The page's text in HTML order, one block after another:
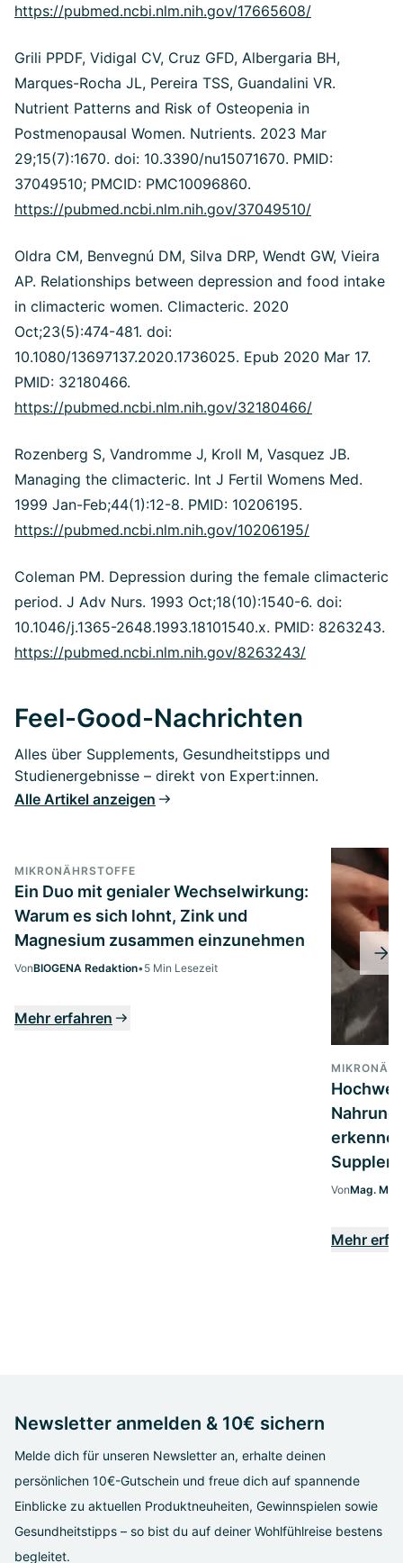
https://pubmed.ncbi.nlm.nih.gov/17665608/
Grili PPDF, Vidigal CV, Cruz GFD, Albergaria BH,
Marques-Rocha JL, Pereira TSS, Guandalini VR.
Nutrient Patterns and Risk of Osteopenia in
Postmenopausal Women. Nutrients. 2023 Mar
29;15(7):1670. doi: 10.3390/nu15071670. PMID:
37049510; PMCID: PMC10096860.
https://pubmed.ncbi.nlm.nih.gov/37049510/
Oldra CM, Benvegnú DM, Silva DRP, Wendt GW, Vieira
AP. Relationships between depression and food intake
in climacteric women. Climacteric. 2020
Oct;23(5):474-481. doi:
10.1080/13697137.2020.1736025. Epub 2020 Mar 17.
PMID: 32180466.
https://pubmed.ncbi.nlm.nih.gov/32180466/
Rozenberg S, Vandromme J, Kroll M, Vasquez JB.
Managing the climacteric. Int J Fertil Womens Med.
1999 Jan-Feb;44(1):12-8. PMID: 10206195.
https://pubmed.ncbi.nlm.nih.gov/10206195/
Coleman PM. Depression during the female climacteric
period. J Adv Nurs. 1993 Oct;18(10):1540-6. doi:
10.1046/j.1365-2648.1993.18101540.x. PMID: 8263243.
https://pubmed.ncbi.nlm.nih.gov/8263243/
Feel-Good-Nachrichten
Alles über Supplements, Gesundheitstipps und
Studienergebnisse – direkt von Expert:innen.
Alle Artikel anzeigen
MIKRONÄHRSTOFFE
Ein Duo mit genialer Wechselwirkung:
Warum es sich lohnt, Zink und
Magnesium zusammen einzunehmen
VonBIOGENA Redaktion•5 Min Lesezeit
Mehr erfahren
VonMag.
Mehr
Newsletter anmelden & 10€ sichern
Melde dich für unseren Newsletter an, erhalte deinen
persönlichen 10€-Gutschein und freue dich auf spannende
Einblicke zu aktuellen Produktneuheiten, Gewinnspielen sowie
Gesundheitstipps – so bist du auf deiner Wohlfühlreise bestens
begleitet.